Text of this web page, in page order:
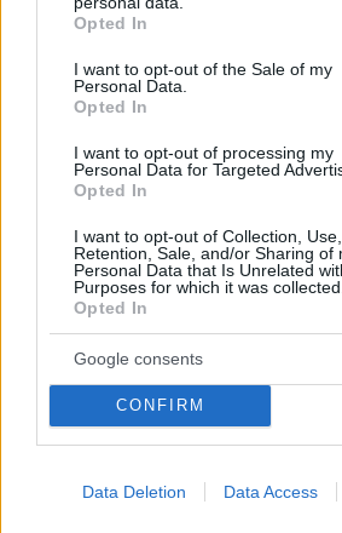
grant or deny consent to Google and
use your data for below specified
consent section.
Opted In
I want to opt-out of the Sale of my
Personal Data.
Opted In
I want to opt-out of processing my
Personal Data for Targeted
Opted In
I want to opt-out of Collection, Use,
Retention, Sale, and/or Sharing of
Personal Data that Is Unrelated
Purposes for which it was collected.
Opted In
Google consents
CONFIRM
Data Deletion Data Access
Το συγκινητικό βίντεο της 9χρονης
Ντερ Μπικ: Ο μπαμπάς μου δεν πονάει
09.03.2026, 10:00